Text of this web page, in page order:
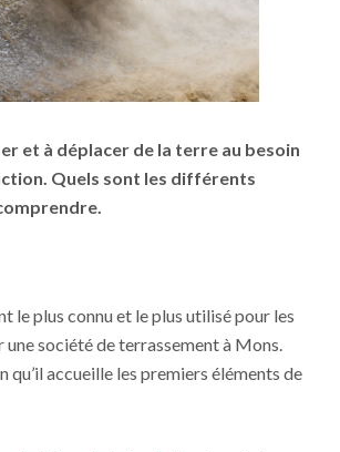
et à déplacer de la terre au besoin
Quels sont les différents
le plus connu et le plus utilisé pour les
société de terrassement à Mons.
accueille les premiers éléments de